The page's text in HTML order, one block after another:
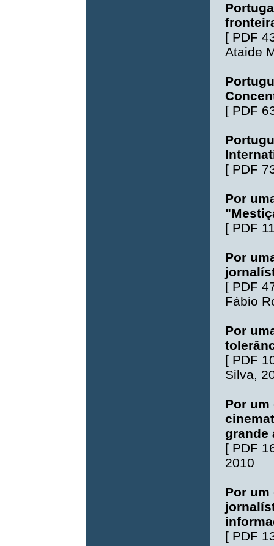
[ PDF
Ataide
[ PDF
[ PDF
Por
[ PDF
Por
[ PDF
Fábio
Por
[ PDF
Silva,
Por um
grande
[ PDF
2010
Por
[ PDF